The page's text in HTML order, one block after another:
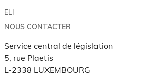
ELI
NOUS CONTACTER
Service central de législation
5, rue Plaetis
L-2338 LUXEMBOURG